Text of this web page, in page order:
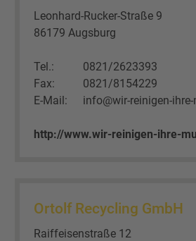
Leonhard-Rucker-Straße 9
86179 Augsburg
Tel.:
0821/2623393
Fax:
0821/8154229
E-Mail:
info@wir-reinigen-
http://www.wir-reinigen-ihre-
Ortolf Recycling GmbH
Raiffeisenstraße 12